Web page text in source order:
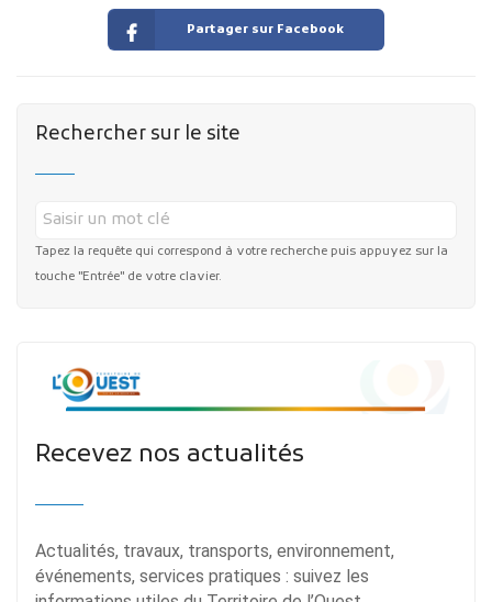
Partager sur Facebook
Rechercher sur le site
Tapez la requête qui correspond à votre recherche puis appuyez sur la
touche "Entrée" de votre clavier.
Recevez nos actualités
Actualités, travaux, transports, environnement,
événements, services pratiques : suivez les